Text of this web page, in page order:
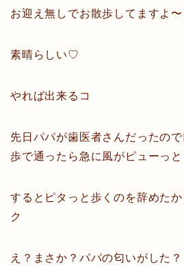
お迎え無しでお散歩してますよ〜
素晴らしい♡
やれば出来るコ
先日パパが歯医者さんだったの
歩で通ったら急に風がピューっと
するとピタっと歩くのを辞めた
ク
え？まさか？パパの匂いがした？